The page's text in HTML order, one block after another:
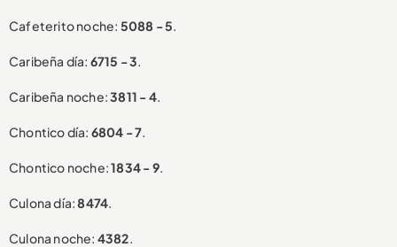
Cafeterito noche: 5088 - 5.
Caribeña día: 6715 - 3.
Caribeña noche:3811 - 4.
Chontico día: 6804 - 7.
Chontico noche:1834 - 9.
Culona día:8474.
Culona noche: 4382.